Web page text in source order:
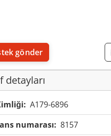
gönder
detayları
A179-6896
numarası: 8157